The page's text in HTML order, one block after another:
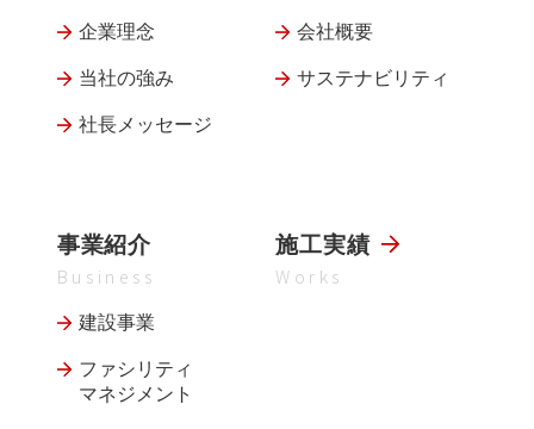
企業理念
当社の強み
社長メッセージ
会社概要
サステナビリティ
事業紹介
Business
建設事業
ファシリティ
マネジメント
施工実績
Works